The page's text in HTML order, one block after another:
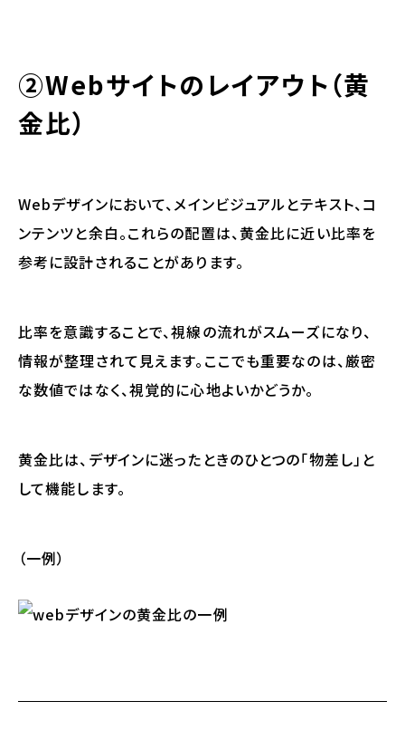
②Webサイトのレイアウト（黄
金比）
Webデザインにおいて、メインビジュアルとテキスト、コ
ンテンツと余白。これらの配置は、黄金比に近い比率を
参考に設計されることがあります。
比率を意識することで、視線の流れがスムーズになり、
情報が整理されて見えます。ここでも重要なのは、厳密
な数値ではなく、視覚的に心地よいかどうか。
黄金比は、デザインに迷ったときのひとつの「物差し」と
して機能します。
（一例）